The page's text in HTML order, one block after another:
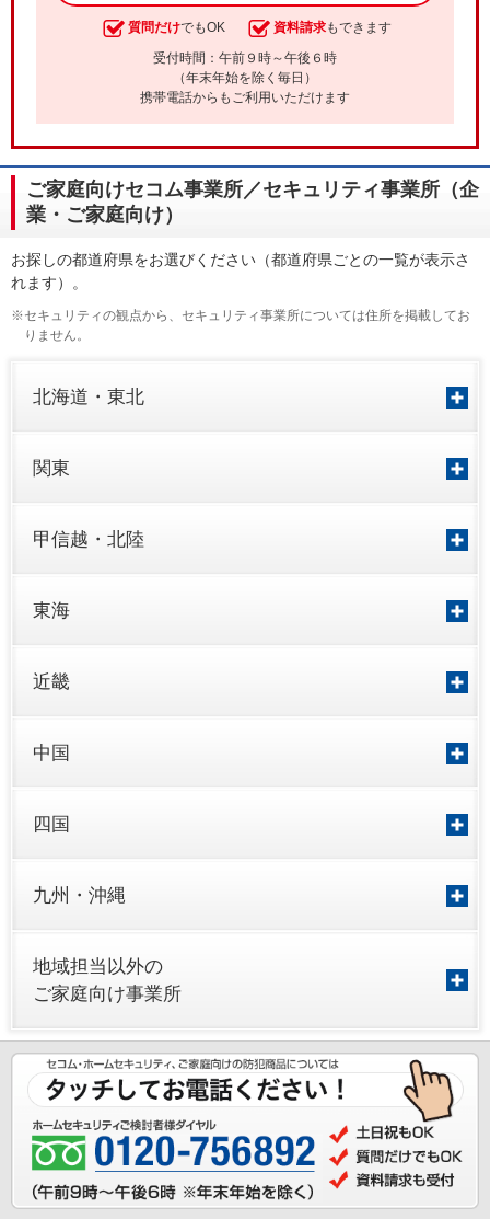
質問だけでもOK 資料請求もできます
受付時間：午前９時～午後６時
（年末年始を除く毎日）
携帯電話からもご利用いただけます
ご家庭向けセコム事業所／セキュリティ事業所（企
業・ご家庭向け）
お探しの都道府県をお選びください（都道府県ごとの一覧が表示さ
れます）。
※セキュリティの観点から、セキュリティ事業所については住所を掲載してお
りません。
北海道・東北
関東
甲信越・北陸
東海
近畿
中国
四国
九州・沖縄
地域担当以外の
ご家庭向け事業所